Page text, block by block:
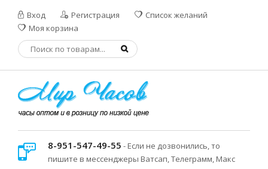
Вход Регистрация
Список желаний
Моя корзина
8-951-547-49-55 - Если не дозвонились, то
пишите в мессенджеры Ватсап, Телеграмм, Макс